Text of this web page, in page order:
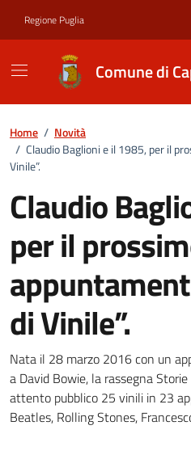
Regione Puglia
Comune di
Home / Novità
/ Claudio Baglioni e il 1985, per il
Vinile”.
Claudio
per il
di Vinile”.
Dettagli della
Nata il 28 marzo 2016 con un
a David Bowie, la rassegna
attento pubblico 25 vinili in 23
Beatles, Rolling Stones,